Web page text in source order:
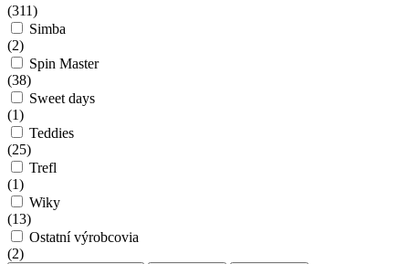
(311)
Simba
(2)
Spin Master
(38)
Sweet days
(1)
Teddies
(25)
Trefl
(1)
Wiky
(13)
Ostatní výrobcovia
(2)